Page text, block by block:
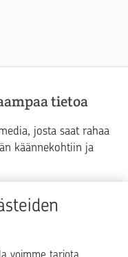
tietoa
josta saat rahaa
käännekohtiin ja
Yrityselämä